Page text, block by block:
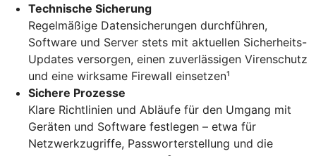
Technische Sicherung
Regelmäßige Datensicherungen durchführen,
Software und Server stets mit aktuellen Sicherheits-
Updates versorgen, einen zuverlässigen Virenschutz
und eine wirksame Firewall einsetzen¹
Sichere Prozesse
Klare Richtlinien und Abläufe für den Umgang mit
Geräten und Software festlegen – etwa für
Netzwerkzugriffe, Passworterstellung und die